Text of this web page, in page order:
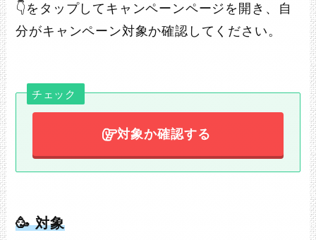
👇をタップしてキャンペーンページを開き、自
分がキャンペーン対象か確認してください。
チェック
対象か確認する
🥳 対象